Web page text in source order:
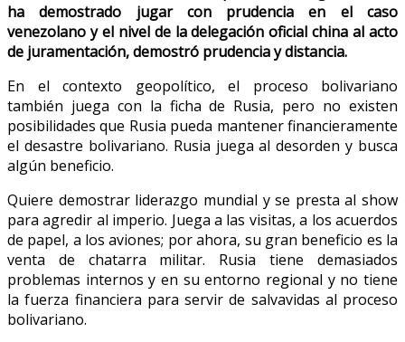
ha demostrado jugar con prudencia en el caso
venezolano y el nivel de la delegación oficial china al acto
de juramentación, demostró prudencia y distancia.
En el contexto geopolítico, el proceso bolivariano
también juega con la ficha de Rusia, pero no existen
posibilidades que Rusia pueda mantener financieramente
el desastre bolivariano. Rusia juega al desorden y busca
algún beneficio.
Quiere demostrar liderazgo mundial y se presta al show
para agredir al imperio. Juega a las visitas, a los acuerdos
de papel, a los aviones; por ahora, su gran beneficio es la
venta de chatarra militar. Rusia tiene demasiados
problemas internos y en su entorno regional y no tiene
la fuerza financiera para servir de salvavidas al proceso
bolivariano.